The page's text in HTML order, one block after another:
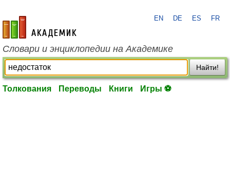
academic.ru
EN DE ES FR
Словари и энциклопедии на Академике
Найти!
Толкования Переводы Книги Игры ⚽